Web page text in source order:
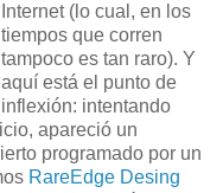
Internet (lo cual, en los
tiempos que corren
tampoco es tan raro). Y
aquí está el punto de
inflexión: intentando
apareció un
programado por un
RareEdge Desing